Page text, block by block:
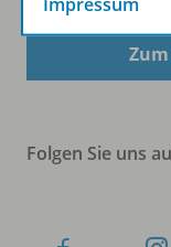
Folgen Sie uns